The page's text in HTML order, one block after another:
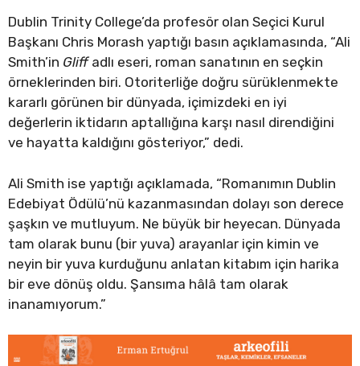
Dublin Trinity College’da profesör olan Seçici Kurul
Başkanı Chris Morash yaptığı basın açıklamasında, “Ali
Smith’in Gliffadlı eseri, roman sanatının en seçkin
örneklerinden biri. Otoriterliğe doğru sürüklenmekte
kararlı görünen bir dünyada, içimizdeki en iyi
değerlerin iktidarın aptallığına karşı nasıl direndiğini
ve hayatta kaldığını gösteriyor,” dedi.
Ali Smith ise yaptığı açıklamada, “Romanımın Dublin
Edebiyat Ödülü’nü kazanmasından dolayı son derece
şaşkın ve mutluyum. Ne büyük bir heyecan. Dünyada
tam olarak bunu (bir yuva) arayanlar için kimin ve
neyin bir yuva kurduğunu anlatan kitabım için harika
bir eve dönüş oldu. Şansıma hâlâ tam olarak
inanamıyorum.”